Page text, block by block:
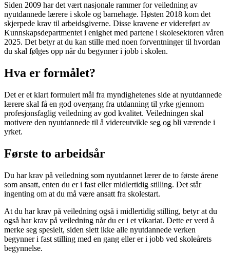
Siden 2009 har det vært nasjonale rammer for veiledning av
nyutdannede lærere i skole og barnehage. Høsten 2018 kom det
skjerpede krav til arbeidsgiverne. Disse kravene er videreført av
Kunnskapsdepartmentet i enighet med partene i skolesektoren våren
2025. Det betyr at du kan stille med noen forventninger til hvordan
du skal følges opp når du begynner i jobb i skolen.
Hva er formålet?
Det er et klart formulert mål fra myndighetenes side at nyutdannede
lærere skal få en god overgang fra utdanning til yrke gjennom
profesjonsfaglig veiledning av god kvalitet. Veiledningen skal
motivere den nyutdannede til å videreutvikle seg og bli værende i
yrket.
Første to arbeidsår
Du har krav på veiledning som nyutdannet lærer de to første årene
som ansatt, enten du er i fast eller midlertidig stilling. Det står
ingenting om at du må være ansatt fra skolestart.
At du har krav på veiledning også i midlertidig stilling, betyr at du
også har krav på veiledning når du er i et vikariat. Dette er verd å
merke seg spesielt, siden slett ikke alle nyutdannede verken
begynner i fast stilling med en gang eller er i jobb ved skoleårets
begynnelse.